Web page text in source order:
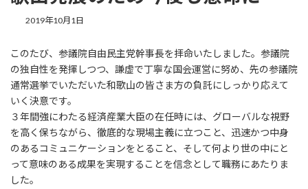
2019年10月1日
このたび、参議院自由民主党幹事長を拝命いたしました。参議院
の独自性を発揮しつつ、謙虚で丁寧な国会運営に努め、先の参議院
通常選挙でいただいた和歌山の皆さま方の負託にしっかり応えて
いく決意です。
３年間強にわたる経済産業大臣の在任時には、グローバルな視野
を高く保ちながら、徹底的な現場主義に立つこと、迅速かつ中身
のあるコミュニケーションをとること、そして何より世の中にと
って意味のある成果を実現することを信念として職務にあたりま
した。